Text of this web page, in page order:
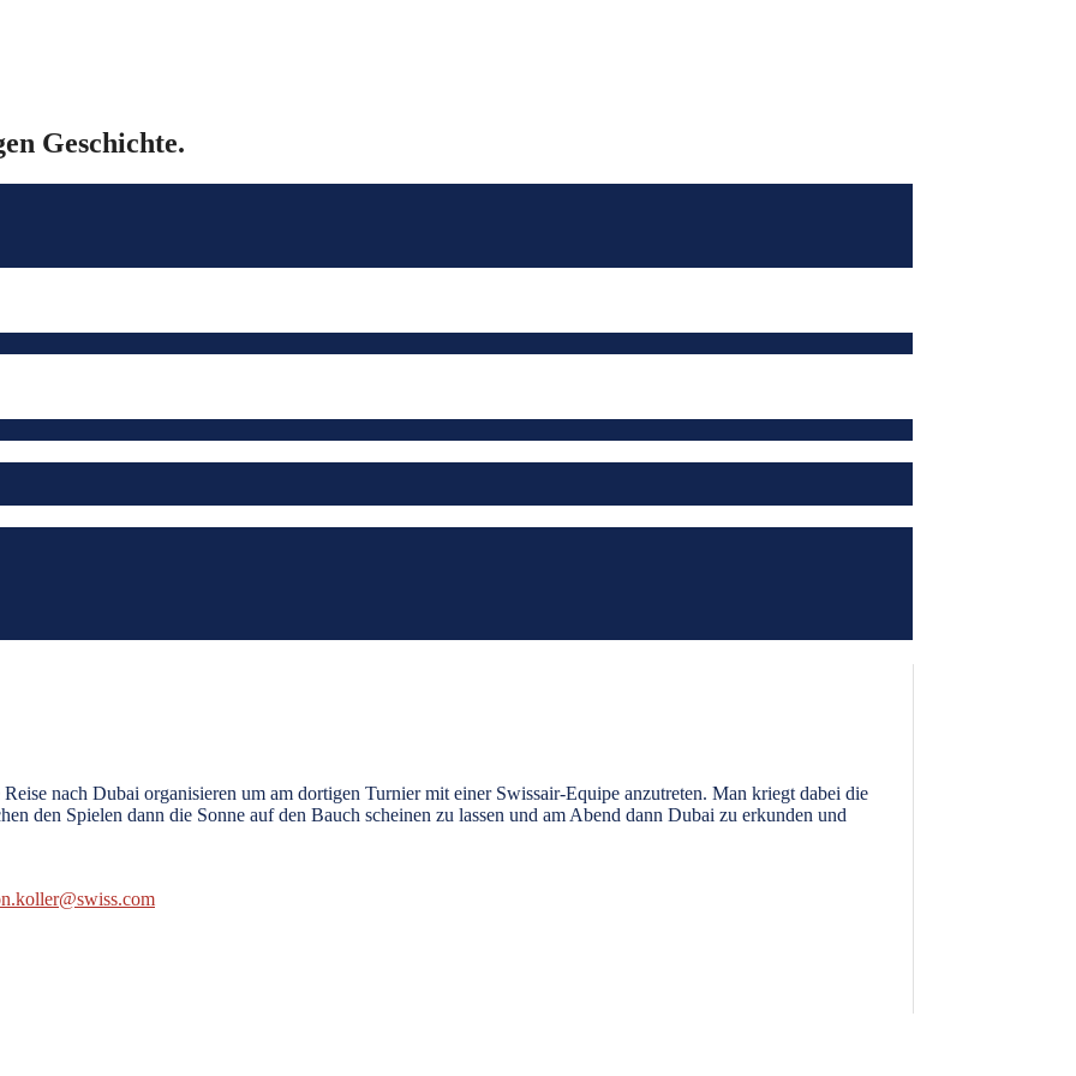
Geschichte.
nach Dubai organisieren um am dortigen Turnier mit einer Swissair-Equipe anzutreten. Man kriegt dabei die
den Spielen dann die Sonne auf den Bauch scheinen zu lassen und am Abend dann Dubai zu erkunden und